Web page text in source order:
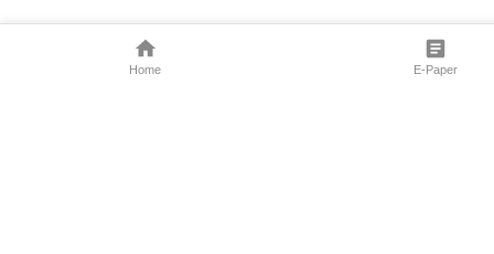
Home E-Paper